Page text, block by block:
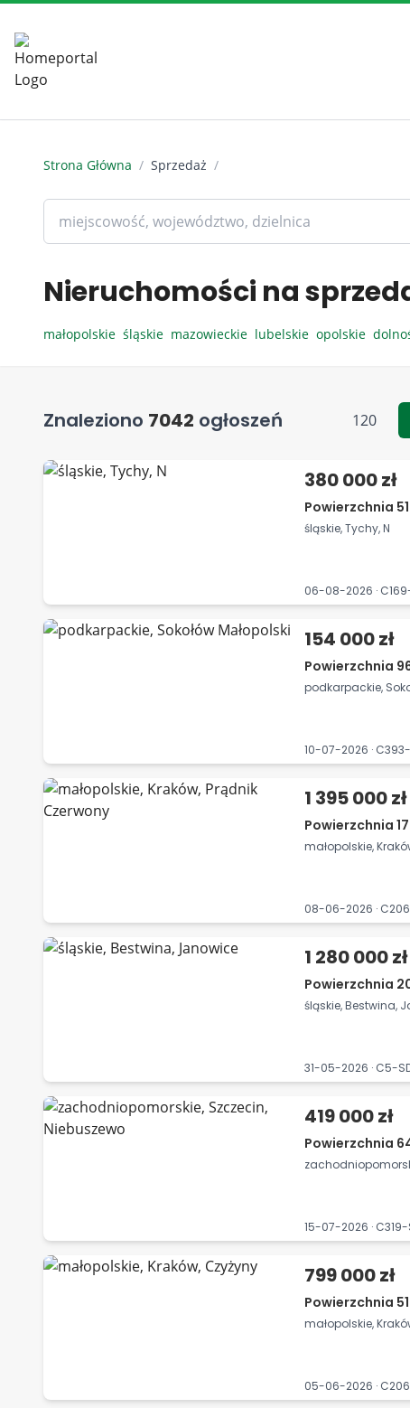
Strona Główna / Sprzedaż /
Nieruchomości na
małopolskie śląskie mazowieckie lubelskie opolskie
Znaleziono 7042 ogłoszeń 120
380 000 zł
Powierzchnia
śląskie, Tychy, N
06-08-2026 ·
154 000 zł
Powierzchnia
podkarpackie,
10-07-2026 ·
1 395 000 zł
Powierzchnia
małopolskie,
08-06-2026 ·
1 280 000 zł
Powierzchnia
śląskie, Bestwina,
31-05-2026 · C5-
419 000 zł
Powierzchnia
15-07-2026 ·
799 000 zł
Powierzchnia
małopolskie,
05-06-2026 ·